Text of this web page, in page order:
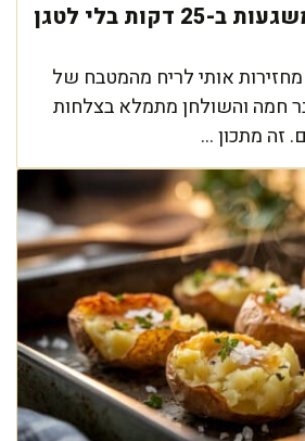
לביבות זוקיני משגעות ב-25 דקות בלי לטגן
מחזירות אותי לריח מהמטבח של
חמה והשולחן מתמלא בצלחות
זה מתכון ...